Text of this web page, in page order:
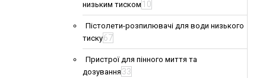
низьким тиском 10
Пістолети-розпилювачі для води низького
тиску67
Пристрої для пінного миття та
дозування 33